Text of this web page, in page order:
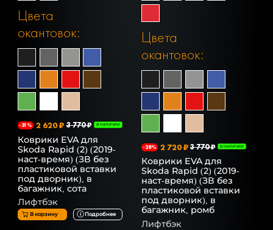
Цвета
окантовок:
-31% 2 620 ₽ 3 770 ₽ В НАЛИЧИИ
Коврики EVA для
Skoda Rapid (2) (2019-
наст-время) (ЗВ без
пластиковой вставки
под дворник), в
багажник, сота
Лифтбэк
В корзину Подробнее
Цвета
окантовок:
-28% 2 720 ₽ 3 770 ₽ В НАЛИЧИИ
Коврики EVA для
Skoda Rapid (2) (2019-
наст-время) (ЗВ без
пластиковой вставки
под дворник), в
багажник, ромб
Лифтбэк